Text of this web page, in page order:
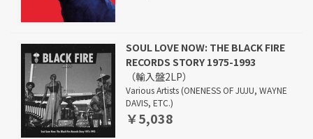
SOUL LOVE NOW: THE BLACK FIRE
RECORDS STORY 1975-1993
（輸入盤2LP）
Various Artists (ONENESS OF JUJU, WAYNE
DAVIS, ETC.)
￥5,038